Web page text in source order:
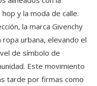
y la moda de calle.
la marca Givenchy
urbana, elevando el
de símbolo de
Este movimiento
tarde por firmas como